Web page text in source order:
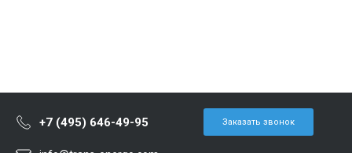
+7 (495) 646-49-95 Заказать звонок